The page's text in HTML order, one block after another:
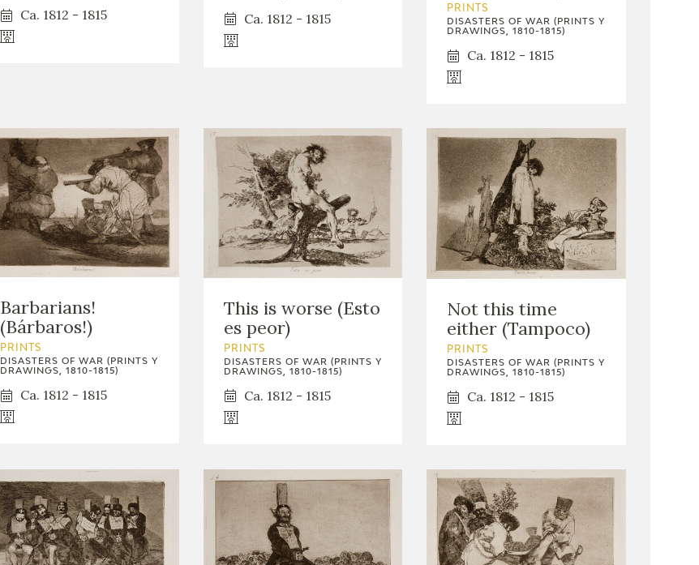
Ca. 1812 - 1815 Ca. 1812 - 1815
PRINTS
DISASTERS OF WAR (PRINTS Y
DRAWINGS, 1810-1815)
Ca. 1812 - 1815
Barbarians!
(Bárbaros!)
PRINTS
DISASTERS OF WAR (PRINTS Y
DRAWINGS, 1810-1815)
Ca. 1812 - 1815
This is worse (Esto
es peor)
PRINTS
DISASTERS OF WAR (PRINTS Y
DRAWINGS, 1810-1815)
Ca. 1812 - 1815
Not this time
either (Tampoco)
PRINTS
DISASTERS OF WAR (PRINTS Y
DRAWINGS, 1810-1815)
Ca. 1812 - 1815